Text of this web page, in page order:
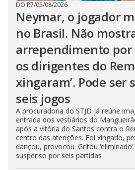
DO R7/05/08/2026
Neymar, o jogador
no Brasil. Não
arrependimento
os dirigentes do
xingaram’. Pode ser
seis jogos
A procuradoria do STJD já reúne
entrada dos vestiários do
após a vitória do Santos contra o
centro das atenções. Foi xingado,
dançou, provocou. Gritou
suspenso por seis partidas